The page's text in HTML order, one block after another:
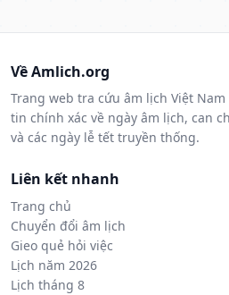
Về Amlich.org
Trang web tra cứu âm lịch Việt
tin chính xác về ngày âm lịch, can
và các ngày lễ tết truyền thống.
Liên kết nhanh
Trang chủ
Chuyển đổi âm lịch
Gieo quẻ hỏi việc
Lịch năm 2026
Lịch tháng 8